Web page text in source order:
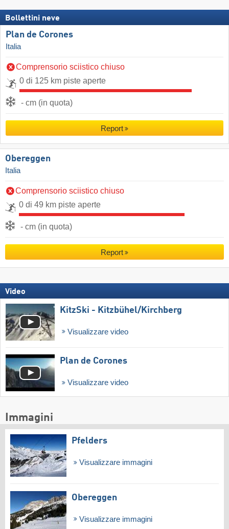
Bollettini neve
Plan de Corones
Italia
Comprensorio sciistico chiuso
0 di 125 km piste aperte
- cm (in quota)
Report
Obereggen
Italia
Comprensorio sciistico chiuso
0 di 49 km piste aperte
- cm (in quota)
Report
Video
KitzSki - Kitzbühel/​Kirchberg
Visualizzare video
Plan de Corones
Visualizzare video
Immagini
Pfelders
Visualizzare immagini
Obereggen
Visualizzare immagini